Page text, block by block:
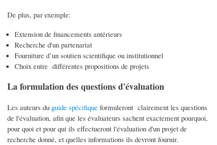
De plus, par exemple:
Extension de financements antérieurs
Recherche d'un partenariat
Fourniture d’un soutien scientifique ou institutionnel
Choix entre différentes propositions de projets
La formulation des questions d'évaluation
Les auteurs du guide spécifique formuleront clairement les questions
de l'évaluation, afin que les évaluateurs sachent exactement pourquoi,
pour quoi et pour qui ils effectueront l'évaluation d'un projet de
recherche donné, et quelles informations ils devront fournir.